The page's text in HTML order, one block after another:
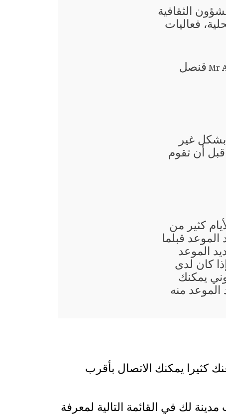
الثقافية
فعاليات
Mr قنصل
غير
قبل أن تقوم
كثير من
قبلما
الموعد
كان لدى
يمكنك
منه
كثيرا يمكنك الاتصال بأقرب
لك في القائمة التالية لمعرفة